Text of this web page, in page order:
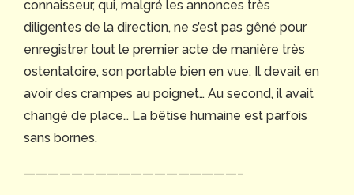
connaisseur, qui, malgré les annonces très
diligentes de la direction, ne s’est pas gêné pour
enregistrer tout le premier acte de manière très
ostentatoire, son portable bien en vue. Il devait en
avoir des crampes au poignet… Au second, il avait
changé de place… La bêtise humaine est parfois
sans bornes.
——————————————————–